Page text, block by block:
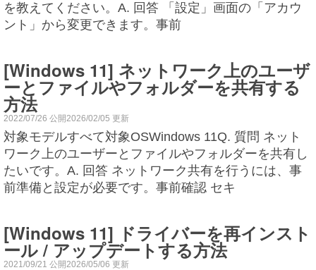
を教えてください。A. 回答 「設定」画面の「アカウ
ント」から変更できます。事前
[Windows 11] ネットワーク上のユーザ
ーとファイルやフォルダーを共有する
方法
2022/07/26 公開2026/02/05 更新
対象モデルすべて対象OSWindows 11Q. 質問 ネット
ワーク上のユーザーとファイルやフォルダーを共有し
たいです。A. 回答 ネットワーク共有を行うには、事
前準備と設定が必要です。事前確認 セキ
[Windows 11] ドライバーを再インスト
ール / アップデートする方法
2021/09/21 公開2026/05/06 更新